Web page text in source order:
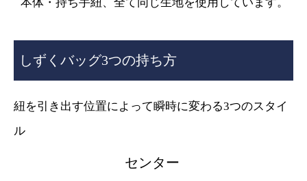
しずくバッグ3つの持ち方
紐を引き出す位置によって瞬時に変わる3つのスタイ
ル
センター